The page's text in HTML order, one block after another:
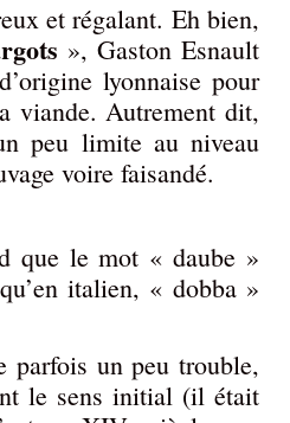
et régalant. Eh bien,
», Gaston Esnault
lyonnaise pour
viande. Autrement dit,
peu limite au niveau
voire faisandé.
que le mot « daube »
italien, « dobba »
parfois un peu trouble,
le sens initial (il était